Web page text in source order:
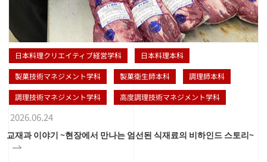
日本料理クリエイティブ経営学科 日本料理本科
製菓技術マネジメント学科 製菓衛生師本科 調理師本科
調理技術マネジメント学科 高度調理技術マネジメント学科
2026.06.24
교재과 이야기 ~현장에서 만나는 엄선된 식재료의 비하인드 스토리~